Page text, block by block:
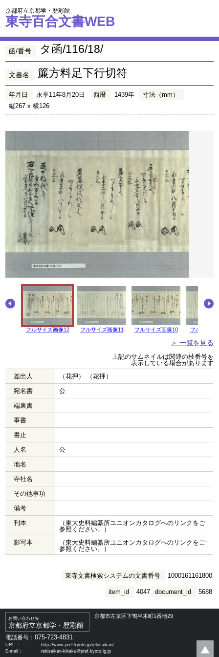
京都府立京都学・歴彩館
東寺百合文書WEB
函/番号 タ函/116/18/
文書名 簾方料足下行切符
年月日 永享11年8月20日 西暦 1439年
寸法（mm）
縦267 x 横126
フルサイズ画像12 フルサイズ画像11 フルサイズ画像10 フルサイズ
＞ 一覧を見る
上記のサムネイルは関連の枝番号を
表示している場合があります
差出人
（花押） （花押）
宛名書
公
端裏書
事書
書止
人名
公
地名
寺社名
その他事項
備考
刊本
（東大史料編纂所ユニオンカタログへのリンクをご
参照ください。）
影写本
（東大史料編纂所ユニオンカタログへのリンクをご
参照ください。）
東寺文書検索システムの文書番号 1000161161800
document_id 5688
item_id 4047
お問い合わせ先
京都府立京都学・歴彩館
京都市左京区下鴨半木町1番地29
電話番号：075-723-4831
URL ：
http://www.pref.kyoto.jp/rekisaikan/
E-mail：
rekisaikan-kikaku@pref.kyoto.lg.jp